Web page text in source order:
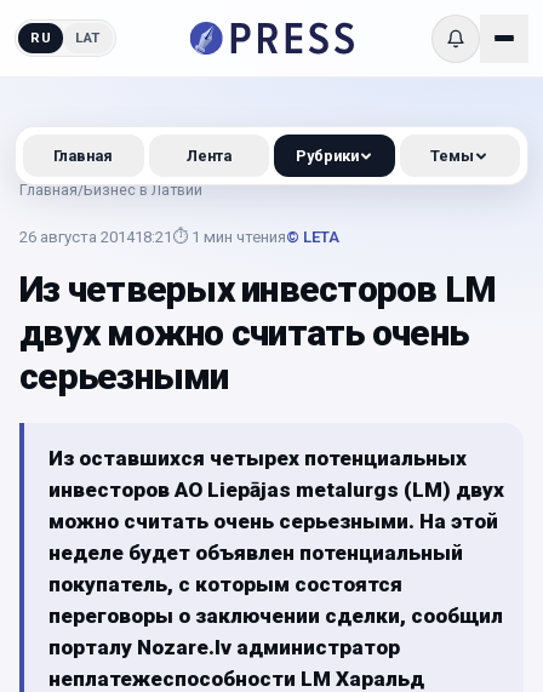
RU LAT
Главная/Бизнес в Латвии
26 августа 201418:21 ⏱ 1 мин чтения© LETA
Из четверых инвесторов LM
двух можно считать очень
серьезными
Из оставшихся четырех потенциальных
инвесторов АО Liepājas metalurgs (LM) двух
можно считать очень серьезными. На этой
неделе будет объявлен потенциальный
покупатель, с которым состоятся
переговоры о заключении сделки, сообщил
порталу Nozare.lv администратор
неплатежеспособности LM Харальд
Главная Лента Рубрики Темы